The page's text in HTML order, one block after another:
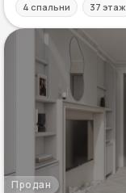
4 спальни 37 этаж
Продан